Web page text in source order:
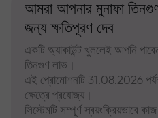
আমরা আপনার মুনাফা
জন্য ক্ষতিপূরণ দেব
একটি অ্যাকাউন্ট খুললেই আপনি
তিনগুণ লাভ।
এই প্রোমোশনটি 31.08.2026
ক্ষেত্রে প্রযোজ্য।
সিস্টেমটি সম্পূর্ণ স্বয়ংক্রিয়ভাবে